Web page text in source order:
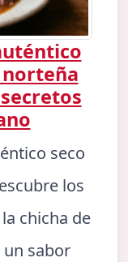
seco
los
chicha de
sabor